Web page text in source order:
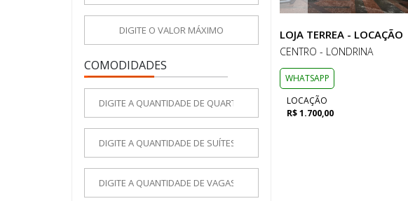
COMODIDADES
LOJA TERREA - LOCAÇÃO
CENTRO - LONDRINA
WHATSAPP
LOCAÇÃO
R$ 1.700,00